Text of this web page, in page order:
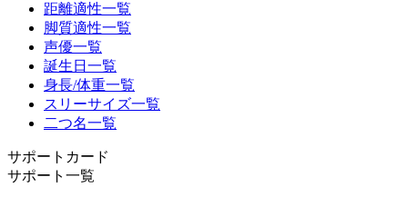
距離適性一覧
脚質適性一覧
声優一覧
誕生日一覧
身長/体重一覧
スリーサイズ一覧
二つ名一覧
サポートカード
サポート一覧